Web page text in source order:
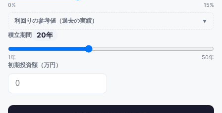
0% 15%
利回りの参考値（過去の実績） ▼
積立期間 20年
1年 50年
初期投資額（万円）